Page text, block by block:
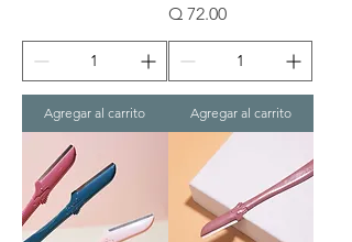
Agregar al carrito
Precio
Q 72.00
Agregar al carrito